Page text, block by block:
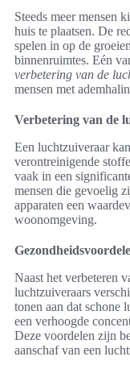
Steeds meer mensen
huis te plaatsen. De
spelen in op de
binnenruimtes. Eén
verbetering van de
mensen met
Verbetering van de
Een luchtzuiveraar
verontreinigende
vaak in een
mensen die gevoelig
apparaten een
woonomgeving.
Naast het verbeteren
luchtzuiveraars
tonen aan dat schone
een verhoogde
Deze voordelen zijn
aanschaf van een